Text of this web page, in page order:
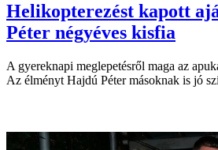
Helikopterezést kapott
Péter négyéves kisfia
A gyereknapi meglepetésről maga az
Az élményt Hajdú Péter másoknak is jó